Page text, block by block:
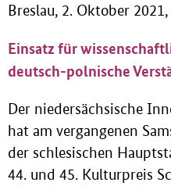
Breslau, 2. Oktober
Einsatz für
deutsch-polnische
Der niedersächsische
hat am vergangenen
der schlesischen
44. und 45. Kulturpreis